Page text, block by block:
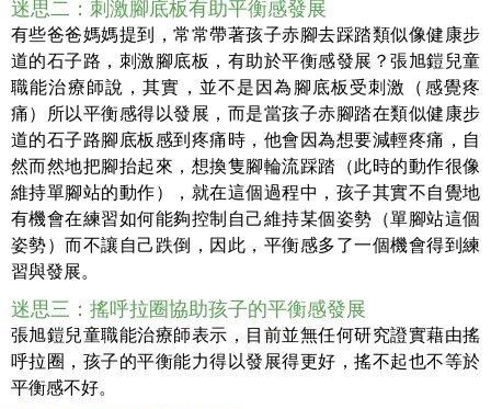
迷思二：刺激腳底板有助平衡感發展
有些爸爸媽媽提到，常常帶著孩子赤腳去踩踏類似像健康步
道的石子路，刺激腳底板，有助於平衡感發展？張旭鎧兒童
職能治療師說，其實，並不是因為腳底板受刺激（感覺疼
痛）所以平衡感得以發展，而是當孩子赤腳踏在類似健康步
道的石子路腳底板感到疼痛時，他會因為想要減輕疼痛，自
然而然地把腳抬起來，想換隻腳輪流踩踏（此時的動作很像
維持單腳站的動作），就在這個過程中，孩子其實不自覺地
有機會在練習如何能夠控制自己維持某個姿勢（單腳站這個
姿勢）而不讓自己跌倒，因此，平衡感多了一個機會得到練
習與發展。
迷思三：搖呼拉圈協助孩子的平衡感發展
張旭鎧兒童職能治療師表示，目前並無任何研究證實藉由搖
呼拉圈，孩子的平衡能力得以發展得更好，搖不起也不等於
平衡感不好。